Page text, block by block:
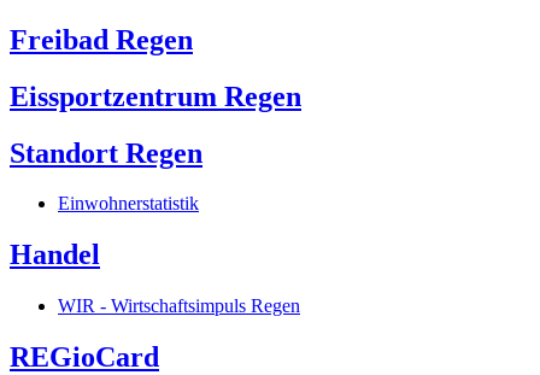
Freibad Regen
Eissportzentrum Regen
Standort Regen
Einwohnerstatistik
Handel
WIR - Wirtschaftsimpuls Regen
REGioCard